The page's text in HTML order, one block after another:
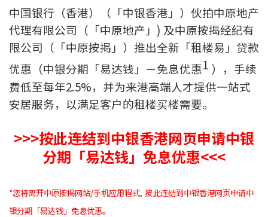
置业预算
供款年期计算
工商铺按揭计算
免费物业估价
按揭全面睇
中国银行（香港）（「中银香港」）伙拍中原地产
代理有限公司（「中原地产」) 及中原按揭经纪有
限公司（「中原按揭」）推出全新「租楼易」贷款
优惠（中银分期「易达钱」－免息优惠1 ），手续
费低至每年2.5%，并为来港高端人才提供一站式
安居服务，以满足客户的租楼买楼需要。
>>>按此连结到中银香港网页申请中银
分期「易达钱」免息优惠<<<
*您将离开中原按揭网站/手机应用程式, 按此连结到中银香港网页申请中
银分期「易达钱」免息优惠。